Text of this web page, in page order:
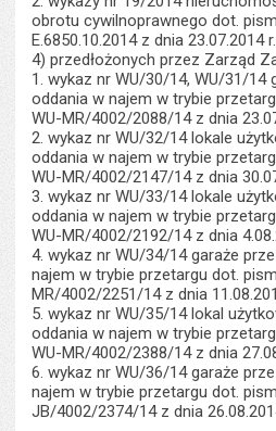
obrotu cywilnoprawnego dot.
E.6850.10.2014 z dnia 23.07.2014 r.
4) przedłożonych przez Zarząd
1. wykaz nr WU/30/14, WU/31/14
oddania w najem w trybie
WU-MR/4002/2088/14 z dnia
2. wykaz nr WU/32/14 lokale
oddania w najem w trybie
WU-MR/4002/2147/14 z dnia
3. wykaz nr WU/33/14 lokale
oddania w najem w trybie
WU-MR/4002/2192/14 z dnia
4. wykaz nr WU/34/14 garaże
najem w trybie przetargu dot.
MR/4002/2251/14 z dnia
5. wykaz nr WU/35/14 lokal
oddania w najem w trybie
WU-MR/4002/2388/14 z dnia
6. wykaz nr WU/36/14 garaże
najem w trybie przetargu dot.
JB/4002/2374/14 z dnia